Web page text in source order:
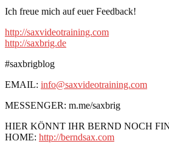
Ich freue mich auf euer Feedback!
http://saxvideotraining.com
http://saxbrig.de
#saxbrigblog
EMAIL: info@saxvideotraining.com
MESSENGER: m.me/saxbrig
HIER KÖNNT IHR BERND NOCH
HOME: http://berndsax.com